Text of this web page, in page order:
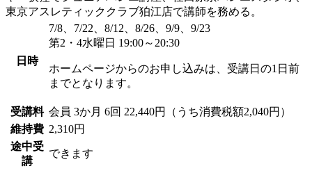
東京アスレティッククラブ狛江店で講師を務める。
日時
7/8、7/22、8/12、8/26、9/9、9/23
第2・4水曜日 19:00～20:30
ホームページからのお申し込みは、受講日の1日前
までとなります。
受講料 会員 3か月 6回 22,440円（うち消費税額2,040円）
維持費 2,310円
途中受
講
できます